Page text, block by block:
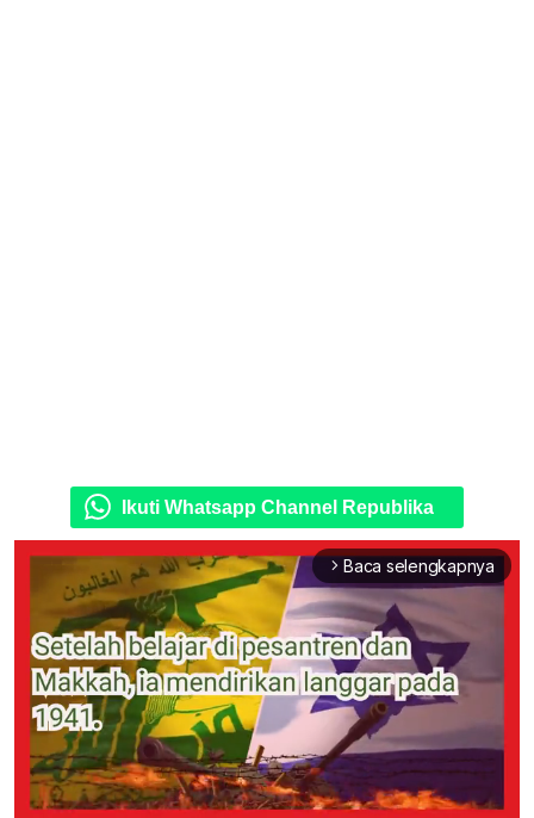
Ikuti Whatsapp Channel Republika
arrow_forward_ios Baca selengkapnya